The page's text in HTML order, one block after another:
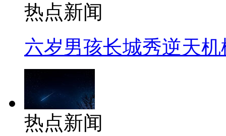
热点新闻
六岁男孩长城秀逆天机
热点新闻